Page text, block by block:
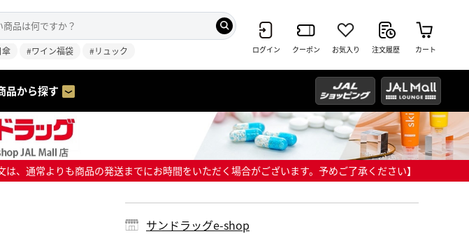
傘 #ワイン福袋 #リュック ログイン クーポン お気入り 注文履歴 カート
品から探す
通常よりも商品の発送までにお時間をいただく場合がございます。予めご了承ください】
サンドラッグe-shop